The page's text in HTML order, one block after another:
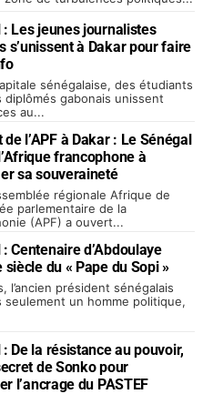
: Les jeunes journalistes
s’unissent à Dakar pour faire
sénégalaise, des étudiants
diplômés gabonais unissent
au...
l’APF à Dakar : Le Sénégal
francophone à
sa souveraineté
régionale Afrique de
parlementaire de la
(APF) a ouvert...
Centenaire d’Abdoulaye
siècle du « Pape du Sopi »
l’ancien président sénégalais
seulement un homme politique,
De la résistance au pouvoir,
de Sonko pour
l’ancrage du PASTEF